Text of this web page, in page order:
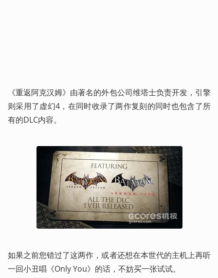
《重返阿克汉姆》由著名的外包公司维塔士负责开发，引擎
则采用了虚幻4，在同时收录了两作复刻的同时也包含了所
有的DLC内容。
如果之前您错过了这两作，或者还想在本世代的主机上再听
一回小丑唱《Only You》的话，不妨买一张试试。